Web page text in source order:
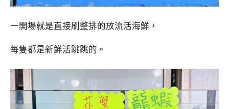
一開場就是直接刷整排的放流活海鮮，
每隻都是新鮮活跳跳的。